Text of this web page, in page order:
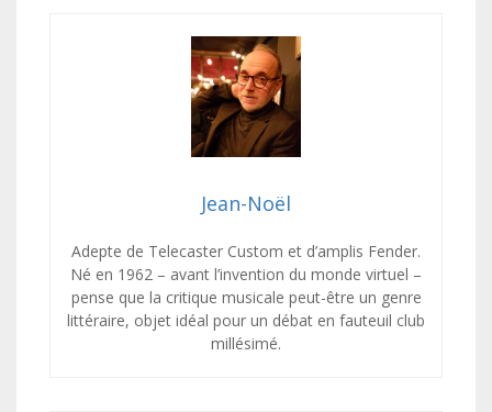
Jean-Noël
Adepte de Telecaster Custom et d’amplis Fender.
Né en 1962 – avant l’invention du monde virtuel –
pense que la critique musicale peut-être un genre
littéraire, objet idéal pour un débat en fauteuil club
millésimé.